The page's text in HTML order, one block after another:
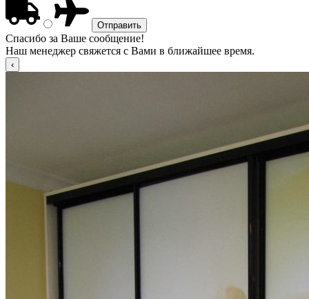
Спасибо за Ваше сообщение!
Наш менеджер свяжется с Вами в ближайшее время.